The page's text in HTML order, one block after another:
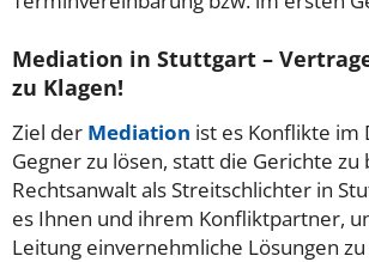
Mediation in Stuttgart –
zu Klagen!
Ziel der Mediation ist es Konflikte im
Gegner zu lösen, statt die Gerichte zu
Rechtsanwalt als Streitschlichter in
es Ihnen und ihrem Konfliktpartner,
Leitung einvernehmliche Lösungen